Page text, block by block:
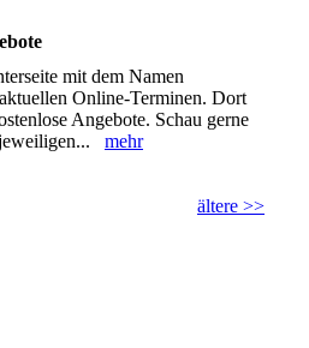
mit dem Namen
Online-Terminen. Dort
Angebote. Schau gerne
mehr
ältere >>